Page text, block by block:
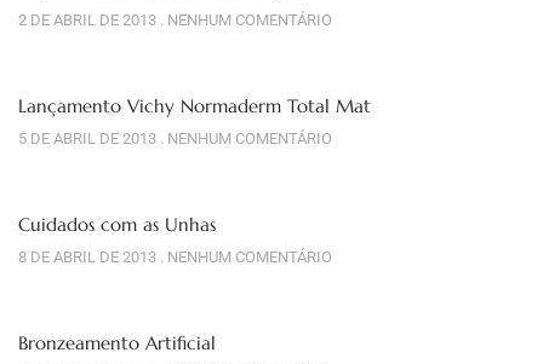
2 DE ABRIL DE 2013 NENHUM COMENTÁRIO
Lançamento Vichy Normaderm Total Mat
5 DE ABRIL DE 2013 NENHUM COMENTÁRIO
Cuidados com as Unhas
8 DE ABRIL DE 2013 NENHUM COMENTÁRIO
Bronzeamento Artificial